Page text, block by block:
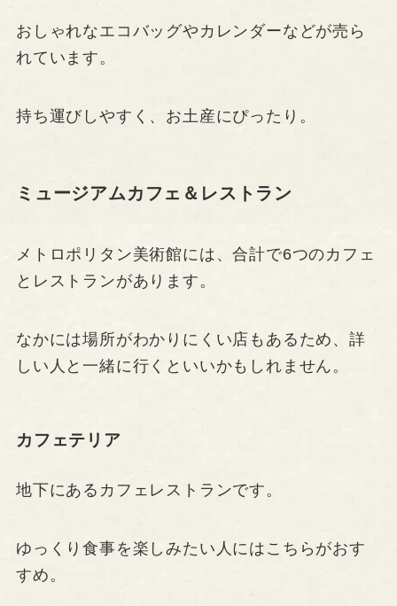
おしゃれなエコバッグやカレンダーなどが売ら
れています。
持ち運びしやすく、お土産にぴったり。
ミュージアムカフェ＆レストラン
メトロポリタン美術館には、合計で6つのカフェ
とレストランがあります。
なかには場所がわかりにくい店もあるため、詳
しい人と一緒に行くといいかもしれません。
カフェテリア
地下にあるカフェレストランです。
ゆっくり食事を楽しみたい人にはこちらがおす
すめ。